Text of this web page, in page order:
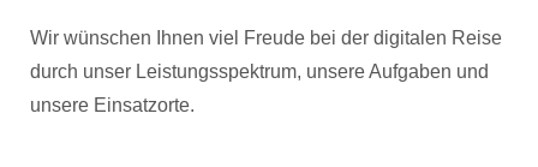
Wir wünschen Ihnen viel Freude bei der digitalen Reise
durch unser Leistungsspektrum, unsere Aufgaben und
unsere Einsatzorte.